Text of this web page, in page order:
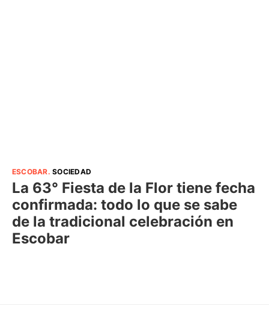
ESCOBAR.SOCIEDAD
La 63° Fiesta de la Flor tiene fecha
confirmada: todo lo que se sabe
de la tradicional celebración en
Escobar